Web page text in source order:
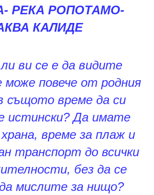
РЕКА РОПОТАМО-
КАЛИДЕ
ви се е да видите
може повече от родния
същото време да си
истински? Да имате
време за плаж и
транспорт до всички
без да се
мислите за нищо?